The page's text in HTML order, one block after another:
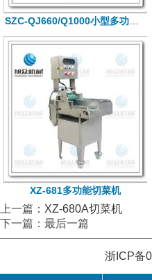
XZ-681多功能切菜机
上一篇： XZ-680A切菜机
下一篇：最后一篇
浙ICP备